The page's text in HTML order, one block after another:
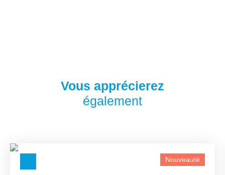
Vous apprécierez
également
Nouveauté